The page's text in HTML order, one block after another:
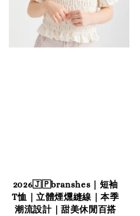
2026🇯🇵branshes｜短袖
T恤｜立體煙燻縫線｜本季
潮流設計｜甜美休閒百搭